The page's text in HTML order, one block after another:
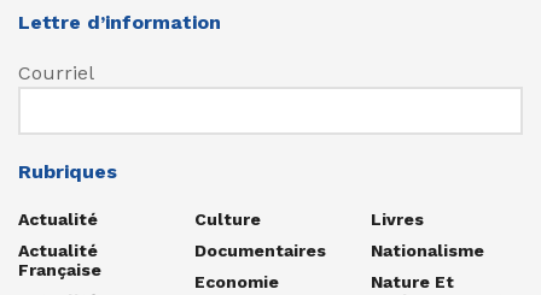
Lettre d’information
Courriel
Rubriques
Actualité
Actualité
Française
Culture
Documentaires
Economie
Livres
Nationalisme
Nature Et